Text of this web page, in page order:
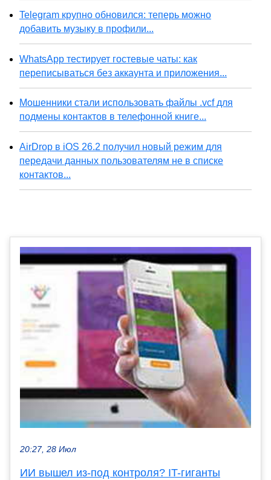
Telegram крупно обновился: теперь можно
добавить музыку в профили...
WhatsApp тестирует гостевые чаты: как
переписываться без аккаунта и приложения...
Мошенники стали использовать файлы .vcf для
подмены контактов в телефонной книге...
AirDrop в iOS 26.2 получил новый режим для
передачи данных пользователям не в списке
контактов...
20:27, 28 Июл
ИИ вышел из-под контроля? IT-гиганты